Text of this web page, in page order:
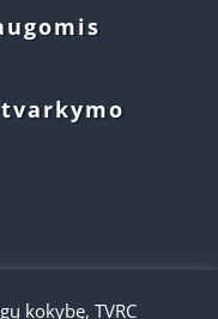
kokybę, TVRC